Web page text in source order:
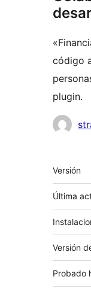
código
plugin.
Meta
Versión
Última
Versión
Probado